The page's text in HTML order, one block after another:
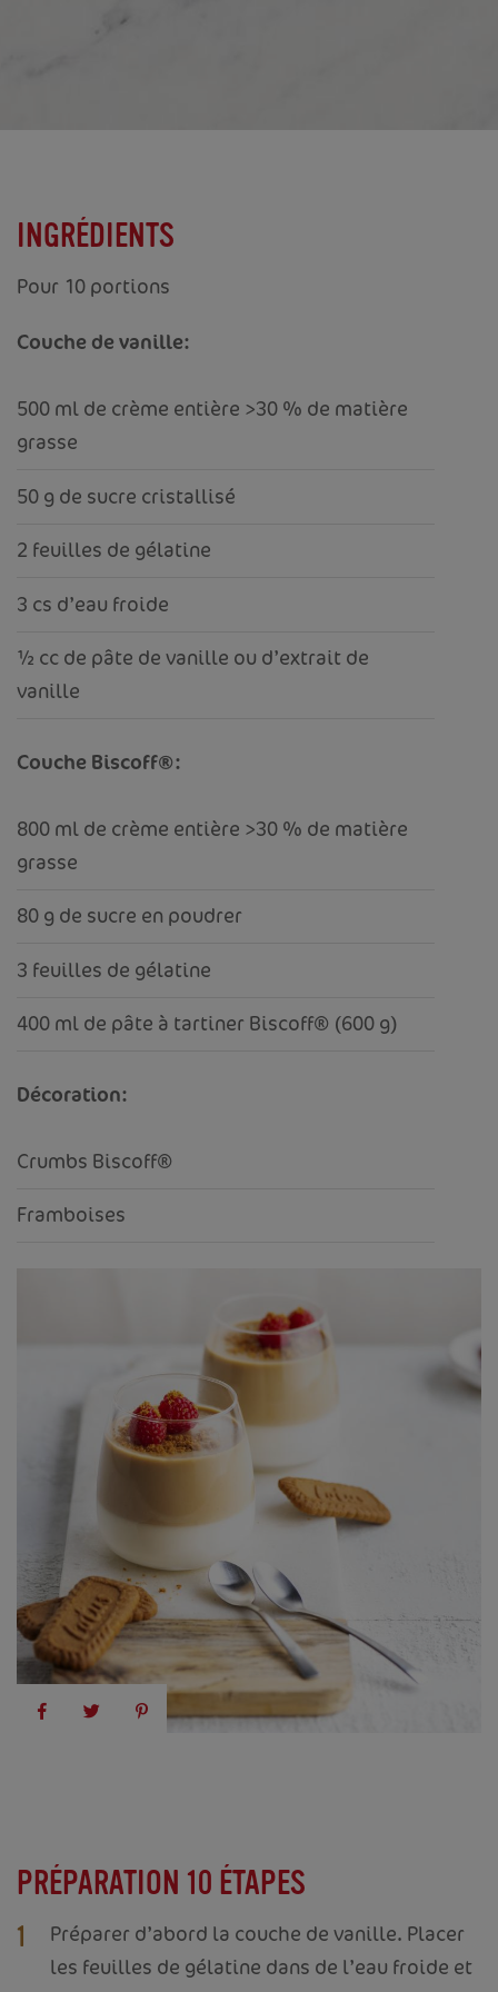
INGRÉDIENTS
Pour 10 portions
Couche de vanille:
500 ml de crème entière >30 % de matière
grasse
50 g de sucre cristallisé
2 feuilles de gélatine
3 cs d’eau froide
½ cc de pâte de vanille ou d’extrait de
vanille
Couche Biscoff®:
800 ml de crème entière >30 % de matière
grasse
80 g de sucre en poudrer
3 feuilles de gélatine
400 ml de pâte à tartiner Biscoff® (600 g)
Décoration:
Crumbs Biscoff®
Framboises
PRÉPARATION 10 ÉTAPES
1
Préparer d’abord la couche de vanille. Placer
les feuilles de gélatine dans de l’eau froide et